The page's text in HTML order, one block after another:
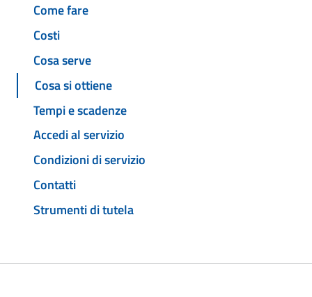
Come fare
Costi
Cosa serve
Cosa si ottiene
Tempi e scadenze
Accedi al servizio
Condizioni di servizio
Contatti
Strumenti di tutela